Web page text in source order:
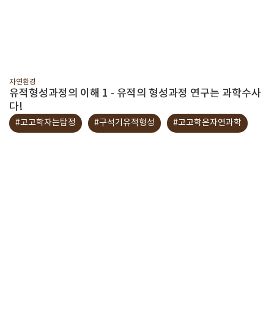
자연환경
유적형성과정의 이해 1 - 유적의 형성과정 연구는 과학수사
다!
#고고학자는탐정 #구석기유적형성 #고고학은자연과학